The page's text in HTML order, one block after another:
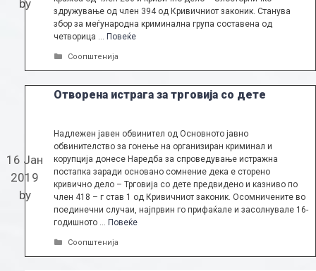
by
здружување од член 394 од Кривичниот законик. Станува
збор за меѓународна криминална група составена од
четворица … Повеќе
Categories
Соопштенија
Отворена истрага за трговија со дете
16 Јан
2019
by
Надлежен јавен обвинител од Основното јавно
обвинителство за гонење на организиран криминал и
корупција донесе Наредба за спроведување истражна
постапка заради основано сомнение дека е сторено
кривично дело – Трговија со дете предвидено и казниво по
член 418 – г став 1 од Кривичниот законик. Осомничените во
поединечни случаи, најпрвин го прифаќале и засолнувале 16-
годишното … Повеќе
Categories
Соопштенија